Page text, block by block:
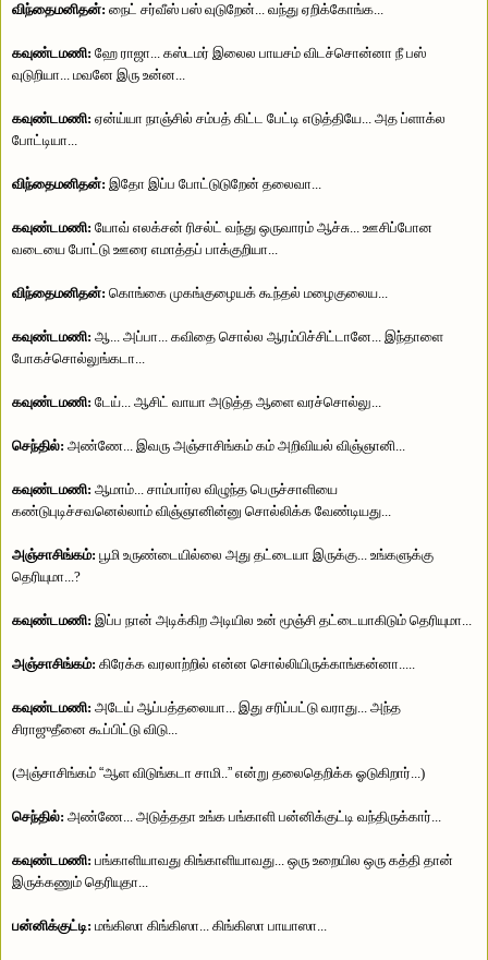
விந்தைமனிதன்: நைட் சர்வீஸ் பஸ் வுடுறேன்... வந்து ஏறிக்கோங்க...
கவுண்டமணி: ஹே ராஜா... கஸ்டமர் இலைல பாயசம் விடச்சொன்னா நீ பஸ்
வுடுறியா... மவனே இரு உன்ன...
கவுண்டமணி: ஏன்ய்யா நாஞ்சில் சம்பத் கிட்ட பேட்டி எடுத்தியே... அத ப்ளாக்ல
போட்டியா...
விந்தைமனிதன்: இதோ இப்ப போட்டுடுறேன் தலைவா...
கவுண்டமணி: யோவ் எலக்சன் ரிசல்ட் வந்து ஒருவாரம் ஆச்சு... ஊசிப்போன
வடையை போட்டு ஊரை எமாத்தப் பாக்குறியா...
விந்தைமனிதன்: கொங்கை முகங்குழையக் கூந்தல் மழைகுலைய...
கவுண்டமணி: ஆ... அப்பா... கவிதை சொல்ல ஆரம்பிச்சிட்டானே... இந்தாளை
போகச்சொல்லுங்கடா...
கவுண்டமணி: டேய்... ஆசிட் வாயா அடுத்த ஆளை வரச்சொல்லு...
செந்தில்: அண்ணே... இவரு அஞ்சாசிங்கம் கம் அறிவியல் விஞ்ஞானி...
கவுண்டமணி: ஆமாம்... சாம்பார்ல விழுந்த பெருச்சாளியை
கண்டுபுடிச்சவனெல்லாம் விஞ்ஞானின்னு சொல்லிக்க வேண்டியது...
அஞ்சாசிங்கம்: பூமி உருண்டையில்லை அது தட்டையா இருக்கு... உங்களுக்கு
தெரியுமா...?
கவுண்டமணி: இப்ப நான் அடிக்கிற அடியில உன் மூஞ்சி தட்டையாகிடும் தெரியுமா...
அஞ்சாசிங்கம்: கிரேக்க வரலாற்றில் என்ன சொல்லியிருக்காங்கன்னா.....
கவுண்டமணி: அடேய் ஆப்பத்தலையா... இது சரிப்பட்டு வராது... அந்த
சிராஜுதீனை கூப்பிட்டு விடு...
(அஞ்சாசிங்கம் “ஆள விடுங்கடா சாமி..” என்று தலைதெறிக்க ஓடுகிறார்...)
செந்தில்: அண்ணே... அடுத்ததா உங்க பங்காளி பன்னிக்குட்டி வந்திருக்கார்...
கவுண்டமணி: பங்காளியாவது கிங்காளியாவது... ஒரு உறையில ஒரு கத்தி தான்
இருக்கணும் தெரியுதா...
பன்னிக்குட்டி: மங்கிஸா கிங்கிஸா... கிங்கிஸா பாயாஸா...